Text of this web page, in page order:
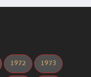
1972
1973